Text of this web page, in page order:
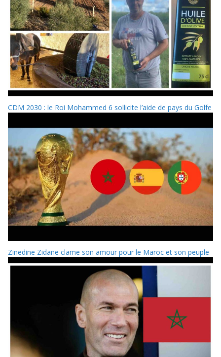
CDM 2030 : le Roi Mohammed 6 sollicite l’aide de pays du Golfe
Zinedine Zidane clame son amour pour le Maroc et son peuple